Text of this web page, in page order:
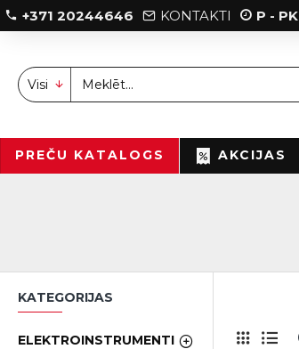
+371 20244646 KONTAKTI P -
Visi
PREČU KATALOGS AKCIJAS
KATEGORIJAS
ELEKTROINSTRUMENTI